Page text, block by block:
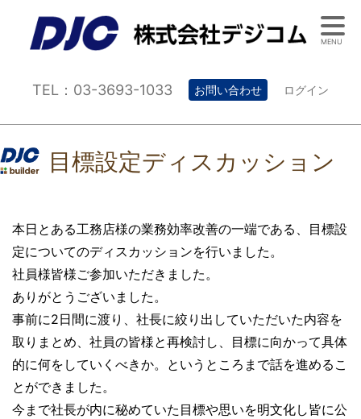
TEL：03-3693-1033 お問い合わせ ログイン
目標設定ディスカッション
本日とある工務店様の業務効率改善の一端である、目標設
定についてのディスカッションを行いました。
社員様皆様ご参加いただきました。
ありがとうございました。
事前に2日間に渡り、社長に絞り出していただいた内容を
取りまとめ、社員の皆様と再検討し、目標に向かって具体
的に何をしていくべきか。というところまで話を進めるこ
とができました。
今まで社長が内に秘めていた目標や思いを明文化し皆に公
MENU